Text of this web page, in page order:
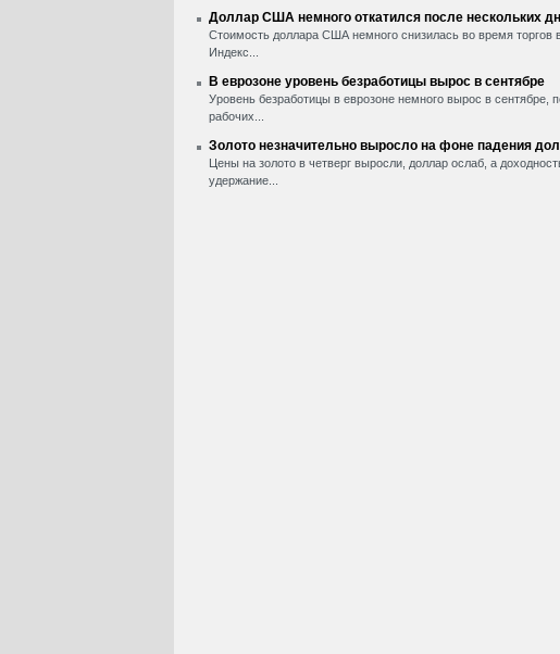
Доллар США немного откатился после нескольких
Стоимость доллара США немного снизилась во время торгов
Индекс...
В еврозоне уровень безработицы вырос в сентябре
Уровень безработицы в еврозоне немного вырос в сентябре,
рабочих...
Золото незначительно выросло на фоне падения
Цены на золото в четверг выросли, доллар ослаб, а
удержание...